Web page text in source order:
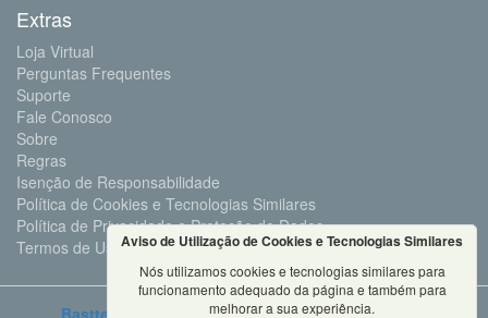
Extras
Loja Virtual
Perguntas Frequentes
Suporte
Fale Conosco
Sobre
Regras
Isenção de Responsabilidade
Política de Cookies e Tecnologias Similares
Política de Privacidade e Proteção de Dados
Termos de UsoAviso de Utilização de Cookies e Tecnologias Similares
Nós utilizamos cookies e tecnologias similares para
funcionamento adequado da página e também para
melhorar a sua experiência.